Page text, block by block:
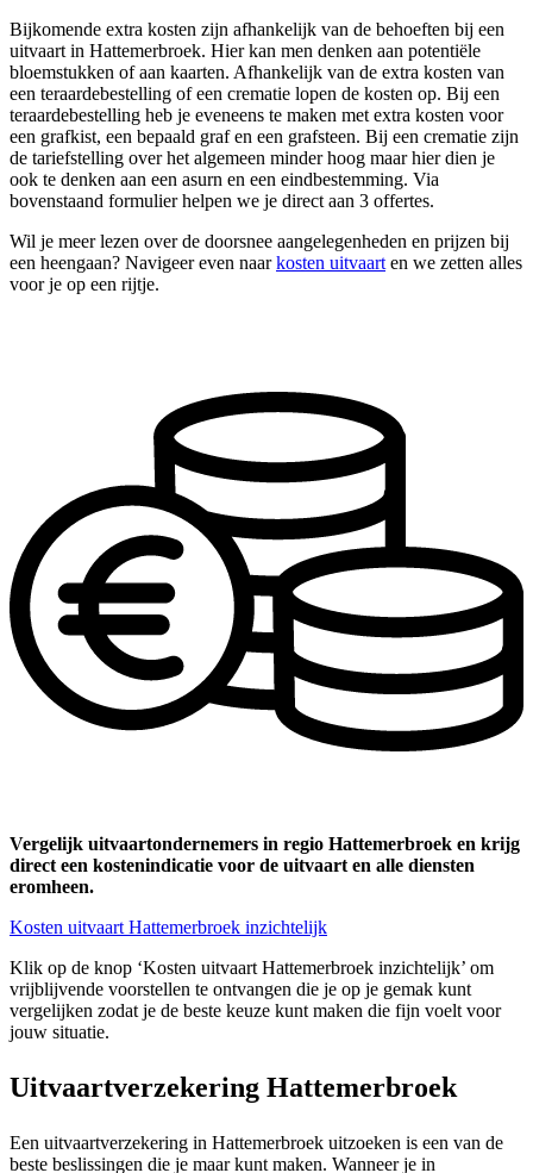
Bijkomende extra kosten zijn afhankelijk van de behoeften bij een
uitvaart in Hattemerbroek. Hier kan men denken aan potentiële
bloemstukken of aan kaarten. Afhankelijk van de extra kosten van
een teraardebestelling of een crematie lopen de kosten op. Bij een
teraardebestelling heb je eveneens te maken met extra kosten voor
een grafkist, een bepaald graf en een grafsteen. Bij een crematie zijn
de tariefstelling over het algemeen minder hoog maar hier dien je
ook te denken aan een asurn en een eindbestemming. Via
bovenstaand formulier helpen we je direct aan 3 offertes.
Wil je meer lezen over de doorsnee aangelegenheden en prijzen bij
een heengaan? Navigeer even naarkosten uitvaart en we zetten alles
voor je op een rijtje.
Vergelijk uitvaartondernemers in regio Hattemerbroek en krijg
direct een kostenindicatie voor de uitvaart en alle diensten
eromheen.
Kosten uitvaart Hattemerbroek inzichtelijk
Klik op de knop ‘Kosten uitvaart Hattemerbroek inzichtelijk’ om
vrijblijvende voorstellen te ontvangen die je op je gemak kunt
vergelijken zodat je de beste keuze kunt maken die fijn voelt voor
jouw situatie.
Uitvaartverzekering Hattemerbroek
Een uitvaartverzekering in Hattemerbroek uitzoeken is een van de
beste beslissingen die je maar kunt maken. Wanneer je in